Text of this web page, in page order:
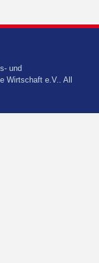
und
Wirtschaft e.V.. All